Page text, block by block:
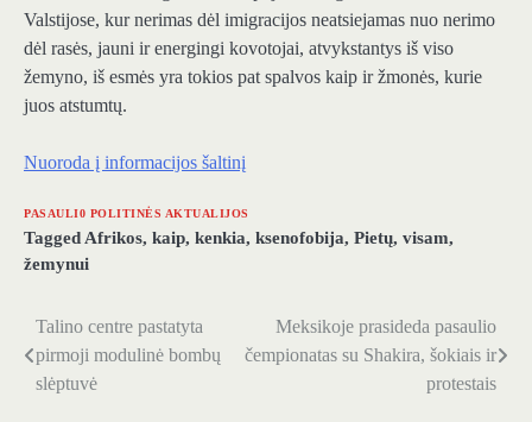
Valstijose, kur nerimas dėl imigracijos neatsiejamas nuo nerimo
dėl rasės, jauni ir energingi kovotojai, atvykstantys iš viso
žemyno, iš esmės yra tokios pat spalvos kaip ir žmonės, kurie
juos atstumtų.
Nuoroda į informacijos šaltinį
PASAULI0 POLITINĖS AKTUALIJOS
Tagged Afrikos, kaip, kenkia, ksenofobija, Pietų, visam,
žemynui
Navigacija
tarp
Talino centre pastatyta
pirmoji modulinė bombų
slėptuvė
Meksikoje prasideda pasaulio
čempionatas su Shakira, šokiais ir
protestais